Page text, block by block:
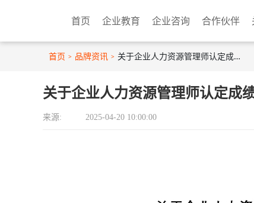
首页 企业教育 企业咨询 合作伙伴
首页 品牌资讯 关于企业人力资源管理师认定成绩公示20250420
关于企业人力资源管理师认定成
来源: 2025-04-20 10:00:00